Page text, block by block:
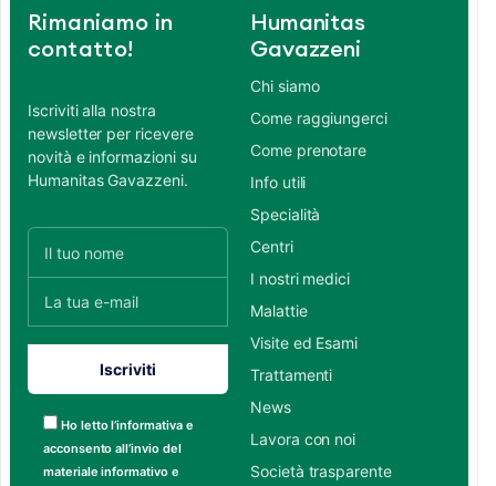
Rimaniamo in
contatto!
Iscriviti alla nostra
newsletter per ricevere
novità e informazioni su
Humanitas Gavazzeni.
Ho letto l’informativa e
acconsento all’invio del
materiale informativo e
Humanitas
Gavazzeni
Chi siamo
Come raggiungerci
Come prenotare
Info utili
Specialità
Centri
I nostri medici
Malattie
Visite ed Esami
Trattamenti
News
Lavora con noi
Società trasparente